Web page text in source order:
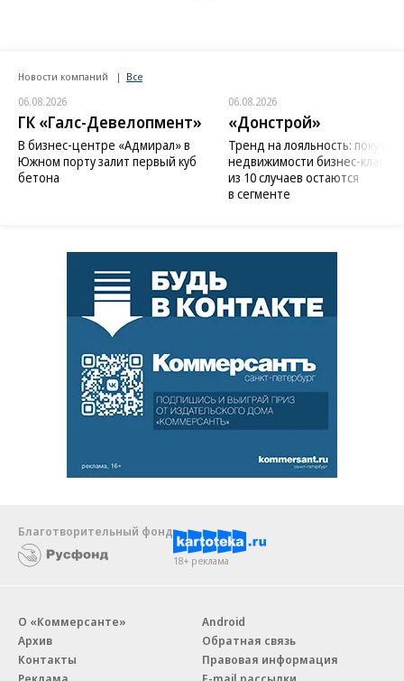
Новости компаний Все
06.08.2026
ГК «Галс-Девелопмент»
В бизнес-центре «Адмирал» в
Южном порту залит первый куб
бетона
06.08.2026
«Донстрой»
Тренд на лояльность:
недвижимости бизнес-класса
из 10 случаев остаются
в сегменте
Благотворительный фонд
18+ реклама
О «Коммерсанте»
Архив
Контакты
Android
Обратная связь
Правовая информация